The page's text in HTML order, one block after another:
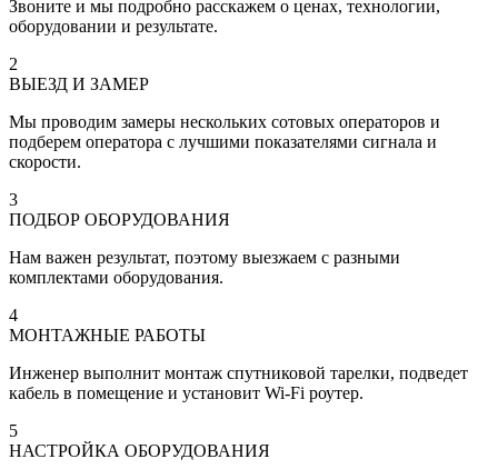
Звоните и мы подробно расскажем о ценах, технологии,
оборудовании и результате.
2
ВЫЕЗД И ЗАМЕР
Мы проводим замеры нескольких сотовых операторов и
подберем оператора с лучшими показателями сигнала и
скорости.
3
ПОДБОР ОБОРУДОВАНИЯ
Нам важен результат, поэтому выезжаем с разными
комплектами оборудования.
4
МОНТАЖНЫЕ РАБОТЫ
Инженер выполнит монтаж спутниковой тарелки, подведет
кабель в помещение и установит Wi-Fi роутер.
5
НАСТРОЙКА ОБОРУДОВАНИЯ